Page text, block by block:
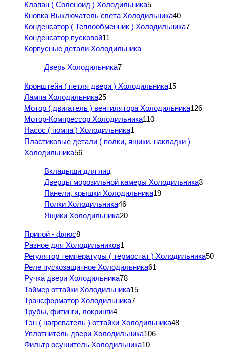
Клапан ( Соленоид ) Холодильника5
Кнопка-Выключатель света Холодильника40
Конденсатор ( Теплообменник ) Холодильника7
Конденсатор пусковой11
Корпусные детали Холодильника
Дверь Холодильника7
Кронштейн ( петля двери ) Холодильника15
Лампа Холодильника25
Мотор ( двигатель ) вентилятора Холодильника126
Мотор-Компрессор Холодильника110
Насос ( помпа ) Холодильника1
Пластиковые детали ( полки, ящики, накладки )
Холодильника56
Вкладыши для яиц
Дверцы морозильной камеры Холодильника3
Панели, крышки Холодильника19
Полки Холодильника46
Ящики Холодильника20
Припой - флюс8
Разное для Холодильников1
Регулятор температуры ( термостат ) Холодильника50
Реле пускозащитное Холодильника61
Ручка двери Холодильника78
Таймер оттайки Холодильника15
Трансформатор Холодильника7
Трубы, фитинги, локринги4
Тэн ( нагреватель ) оттайки Холодильника48
Уплотнитель двери Холодильника106
Фильтр осушитель Холодильника10